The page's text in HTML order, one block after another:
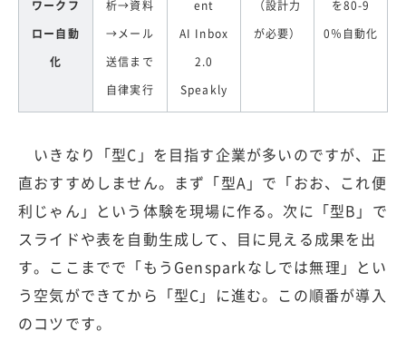
ワークフ
ロー自動
化
析→資料
→メール
送信まで
自律実行
ent
AI Inbox
2.0
Speakly
（設計力
が必要）
を80-9
0％自動化
いきなり「型C」を目指す企業が多いのですが、正
直おすすめしません。まず「型A」で「おお、これ便
利じゃん」という体験を現場に作る。次に「型B」で
スライドや表を自動生成して、目に見える成果を出
す。ここまでで「もうGensparkなしでは無理」とい
う空気ができてから「型C」に進む。この順番が導入
のコツです。